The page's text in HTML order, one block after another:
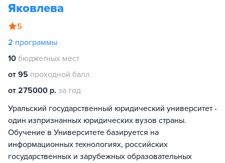
Яковлева
5
2 программы
10 бюджетных мест
от 95 проходной балл
от 275000 р. за год
Уральский государственный юридический университет -
один изпризнанных юридических вузов страны.
Обучение в Университете базируется на
информационных технологиях, российских
государственных и зарубежных образовательных